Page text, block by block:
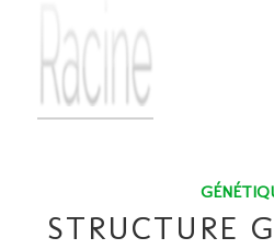
STRUCTURE